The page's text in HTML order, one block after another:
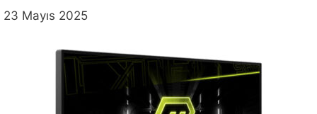
23 Mayıs 2025